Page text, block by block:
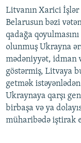
Litvanın Xarici
Belarusun bəzi
qadağa
olunmuş Ukrayna
mədəniyyət, idman
göstərmiş, Litvaya
getmək
Ukraynaya qarşı
birbaşa və ya
müharibədə iştirak